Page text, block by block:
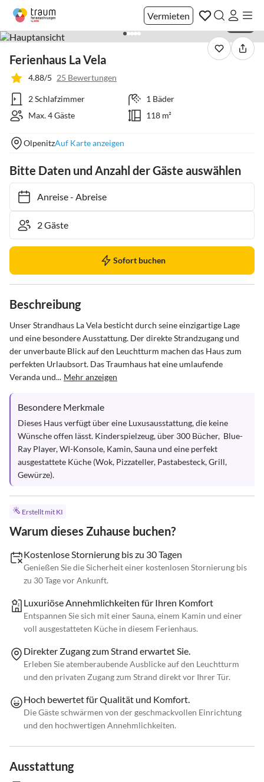
Vermieten
Ferienhaus La Vela
4.88/5 25 Bewertungen
2 Schlafzimmer
1 Bäder
Max. 4 Gäste
118 m²
OlpenitzAuf Karte anzeigen
Bitte Daten und Anzahl der Gäste auswählen
Anreise- Abreise
Sofort buchen
Beschreibung
Unser Strandhaus La Vela besticht durch seine einzigartige Lage
und eine besondere Ausstattung. Der direkte Strandzugang und
der unverbaute Blick auf den Leuchtturm machen das Haus zum
perfekten Urlaubsort. Das Traumhaus hat eine umlaufende
Veranda und... Mehr anzeigen
Besondere Merkmale
Dieses Haus verfügt über eine Luxusausstattung, die keine
Wünsche offen lässt. Kinderspielzeug, über 300 Bücher,  Blue-
Ray Player, WI-Konsole, Kamin, Sauna und eine perfekt
ausgestattete Küche (Wok, Pizzateller, Pastabesteck, Grill,
Gewürze).
Erstellt mit KI
Warum dieses Zuhause buchen?
Kostenlose Stornierung bis zu 30 Tagen
Genießen Sie die Sicherheit einer kostenlosen Stornierung bis
zu 30 Tage vor Ankunft.
Luxuriöse Annehmlichkeiten für Ihren Komfort
Entspannen Sie sich mit einer Sauna, einem Kamin und einer
voll ausgestatteten Küche in diesem Ferienhaus.
Direkter Zugang zum Strand erwartet Sie.
Erleben Sie atemberaubende Ausblicke auf den Leuchtturm
und den privaten Zugang zum Strand direkt vor Ihrer Tür.
Hoch bewertet für Qualität und Komfort.
Die Gäste schwärmen von der geschmackvollen Einrichtung
und den hochwertigen Annehmlichkeiten.
Ausstattung